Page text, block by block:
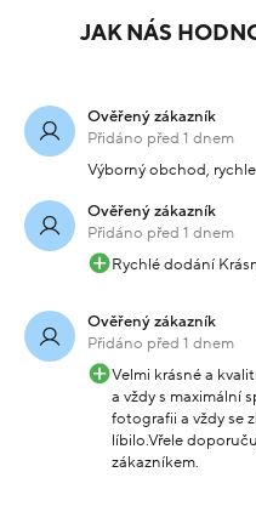
JAK NÁS
Ověřený zákazník
Přidáno před 1 dnem
Výborný obchod,
Ověřený zákazník
Přidáno před 1 dnem
Rychlé dodání
Ověřený zákazník
Přidáno před 1 dnem
Velmi krásné a
a vždy s maximální
fotografii a vždy se
líbilo.Vřele
zákazníkem.